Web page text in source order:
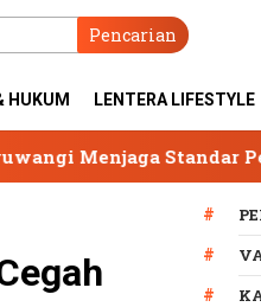
Pencarian
HUKUM LENTERA LIFESTYLE
Pengelolaan Geopark